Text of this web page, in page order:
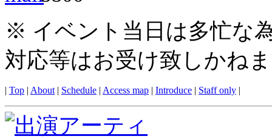
※ イベント当日は多忙な
対応等はお受け致しかね
| Top | About | Schedule | Access map | Introduce | Staff only |